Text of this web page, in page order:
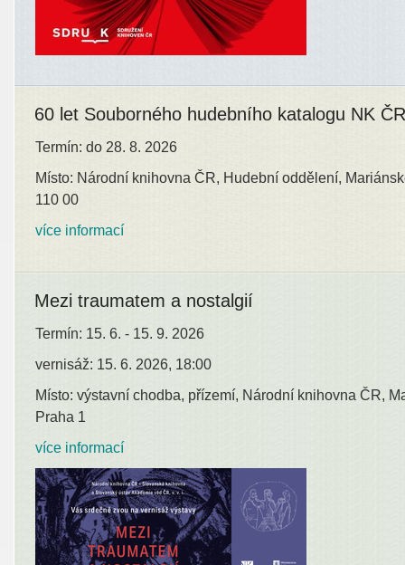
60 let Souborného hudebního katalogu NK ČR
Termín: do 28. 8. 2026
Místo: Národní knihovna ČR, Hudební oddělení,
110 00
více informací
Mezi traumatem a nostalgií
Termín: 15. 6. - 15. 9. 2026
vernisáž: 15. 6. 2026, 18:00
Místo: výstavní chodba, přízemí, Národní knihovna ČR,
Praha 1
více informací